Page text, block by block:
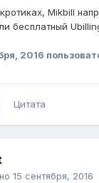
Mikbill
бесплатный
2016
Цитата
15 сентября, 2016